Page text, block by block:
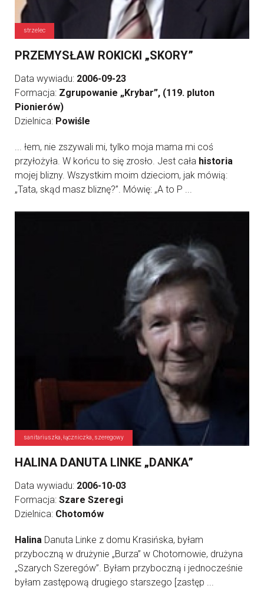
strzelec
PRZEMYSŁAW ROKICKI „SKORY”
Data wywiadu: 2006-09-23
Formacja: Zgrupowanie „Krybar”, (119. pluton
Pionierów)
Dzielnica: Powiśle
... łem, nie zszywali mi, tylko moja mama mi coś
przyłożyła. W końcu to się zrosło. Jest cała historia
mojej blizny. Wszystkim moim dzieciom, jak mówią:
„Tata, skąd masz bliznę?”. Mówię: „A to P ...
sanitariuszka, łączniczka, szeregowy
HALINA DANUTA LINKE „DANKA”
Data wywiadu: 2006-10-03
Formacja: Szare Szeregi
Dzielnica: Chotomów
Halina Danuta Linke z domu Krasińska, byłam
przyboczną w drużynie „Burza” w Chotomowie, drużyna
„Szarych Szeregów”. Byłam przyboczną i jednocześnie
byłam zastępową drugiego starszego [zastęp ...